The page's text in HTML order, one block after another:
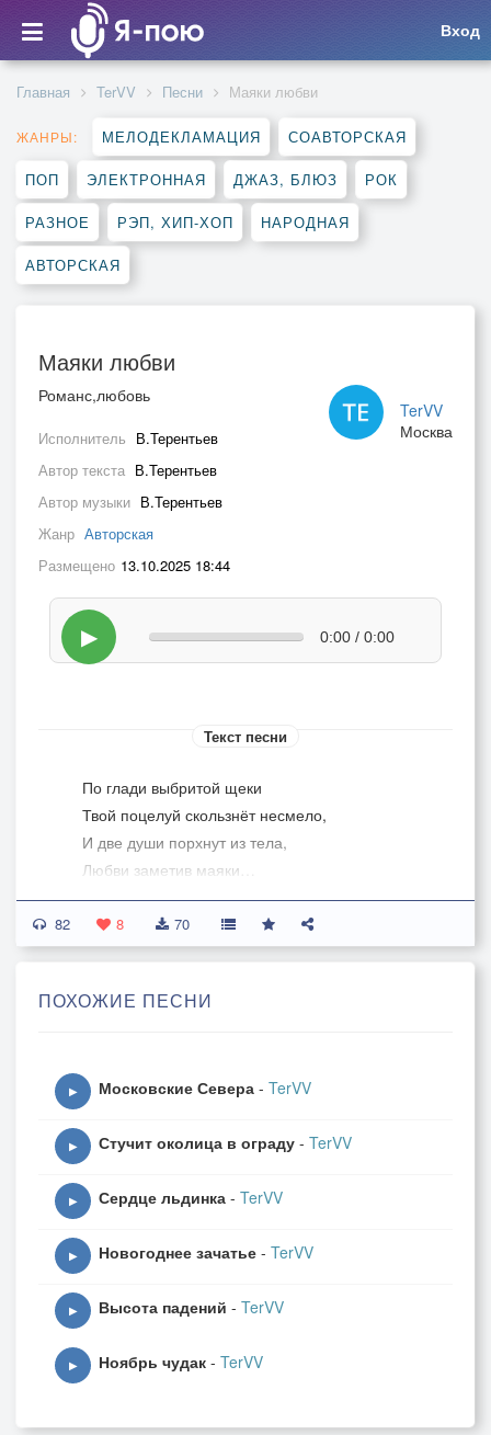
Вход
Главная TerVV Песни Маяки любви
ЖАНРЫ: МЕЛОДЕКЛАМАЦИЯ СОАВТОРСКАЯ
ПОП ЭЛЕКТРОННАЯ ДЖАЗ, БЛЮЗ РОК
РАЗНОЕ РЭП, ХИП-ХОП НАРОДНАЯ
АВТОРСКАЯ
Маяки любви
TerVV
Москва
Романс,любовь
Исполнитель В.Терентьев
Автор текста В.Терентьев
Автор музыки В.Терентьев
Жанр Авторская
Размещено 13.10.2025 18:44
▶ 0:00 / 0:00
Текст песни
По глади выбритой щеки
Твой поцелуй скользнёт несмело,
И две души порхнут из тела,
Любви заметив маяки…
Желаний двух проснётся блажь
И ,пригубив напиток страсти,
Мы проведём друг друга в счастье,
Нас сможет миг свести в одно,
На заметённое окно…
82 8 70
ПОХОЖИЕ ПЕСНИ
▶ Московские Севера - TerVV
▶ Стучит околица в ограду - TerVV
▶ Сердце льдинка - TerVV
▶ Новогоднее зачатье - TerVV
▶ Высота падений - TerVV
▶ Ноябрь чудак - TerVV